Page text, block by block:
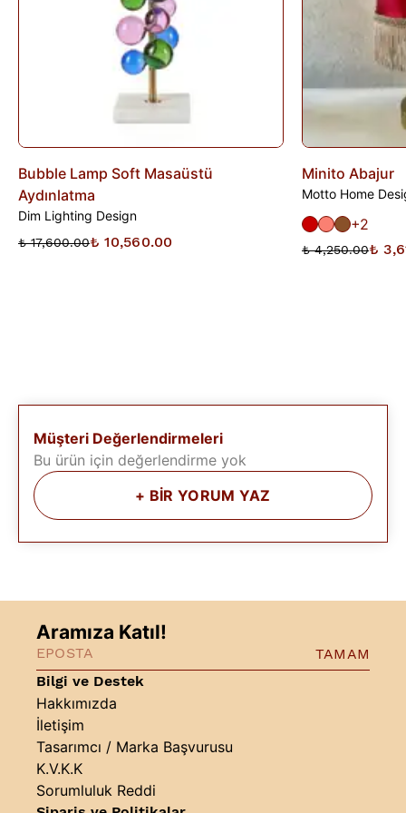
Bubble Lamp Soft Masaüstü
Aydınlatma
Dim Lighting Design
₺ 17,600.00₺ 10,560.00
Minito Abajur
Motto Home
+2
₺ 4,250.00₺
Müşteri Değerlendirmeleri
Bu ürün için değerlendirme yok
+ BİR YORUM YAZ
Bilgi ve Destek
Hakkımızda
İletişim
Tasarımcı / Marka Başvurusu
K.V.K.K
Sorumluluk Reddi
Aramıza Katıl!
TAMAM